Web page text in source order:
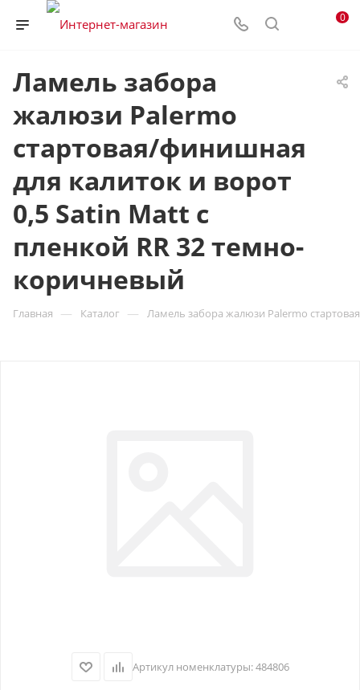
0
Ламель забора
жалюзи Palermo
стартовая/финишная
для калиток и ворот
0,5 Satin Matt с
пленкой RR 32 темно-
коричневый
Главная — Каталог — Ламель забора жалюзи Palermo
Артикул номенклатуры:484806